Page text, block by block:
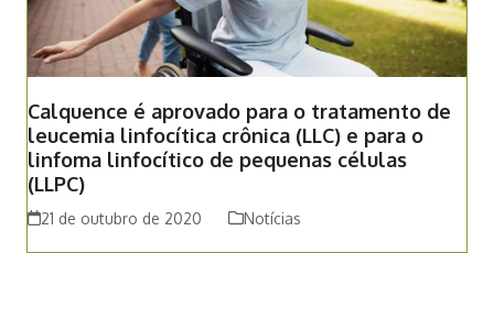
Calquence é aprovado para o tratamento de
leucemia linfocítica crônica (LLC) e para o
linfoma linfocítico de pequenas células
(LLPC)
21 de outubro de 2020 Notícias